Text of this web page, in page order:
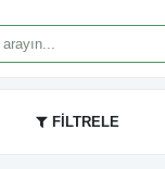
FİLTRELE